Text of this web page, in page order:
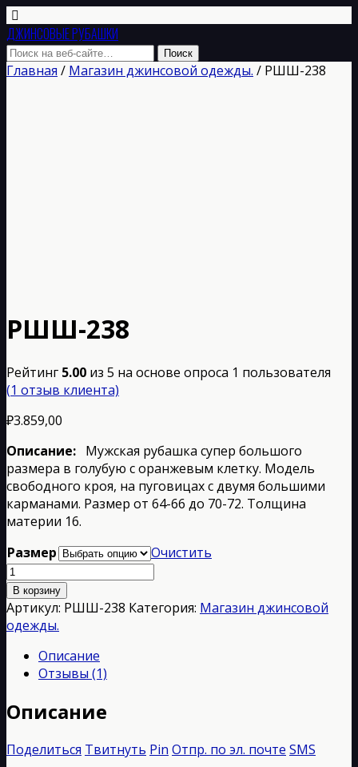
ДЖИНСОВЫЕ РУБАШКИ
Главная / Магазин джинсовой одежды. / РШШ-238
РШШ-238
Рейтинг 5.00 из 5 на основе опроса 1 пользователя
(1 отзыв клиента)
₽3.859,00
Описание: Мужская рубашка супер большого
размера в голубую с оранжевым клетку. Модель
свободного кроя, на пуговицах с двумя большими
карманами. Размер от 64-66 до 70-72. Толщина
материи 16.
Размер
Очистить
Количество
товара
РШШ-238
В корзину
Артикул: РШШ-238 Категория: Магазин джинсовой
одежды.
Описание
Отзывы (1)
Описание
Поделиться Твитнуть Pin Отпр. по эл. почте SMS